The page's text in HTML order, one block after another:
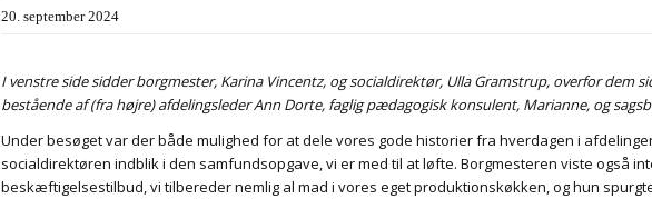
20. september 2024
I venstre side sidder borgmester, Karina Vincentz, og socialdirektør, Ulla Gramstrup, overfor dem
bestående af (fra højre) afdelingsleder Ann Dorte, faglig pædagogisk konsulent, Marianne, og
Under besøget var der både mulighed for at dele vores gode historier fra hverdagen i
socialdirektøren indblik i den samfundsopgave, vi er med til at løfte. Borgmesteren viste også
beskæftigelsestilbud, vi tilbereder nemlig al mad i vores eget produktionskøkken, og hun